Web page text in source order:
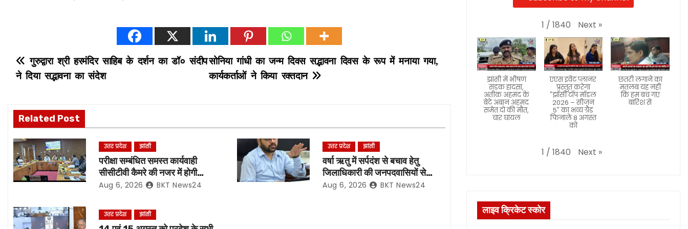
P
o
s
t
n
a
i
सोनिया गांधी का जन्म दिवस सद्भावना दिवस के रूप में मनाया गया,
कार्यकर्ताओं ने किया रक्तदान
गुरुद्वारा श्री हरमंदिर साहिब के दर्शन का डॉ० संदीप
ने दिया सद्भावना का संदेश
Related Post
उत्तर प्रदेश झांसी
परीक्षा सम्बंधित समस्त कार्यवाही
सीसीटीवी कैमरे की नजर में होगी
संपादित, रिकॉर्डिंग भी रहेगी सुरक्षित:-
Aug 6, 2026 BKT News24
उत्तर प्रदेश झांसी
वर्षा ऋतु में सर्पदंश से बचाव हेतु
जिलाधिकारी की जनपदवासियों से
अपील*
Aug 6, 2026 BKT News24
उत्तर प्रदेश झांसी
1 / 1840 Next »
झांसी में भीषण
सड़क हादसा,
अतीक अहमद के
बेटे अबान अहमद
समेत दो की मौत,
चार घायल
एएस इवेंट प्लानर
प्रस्तुत करेगा
"झाँसी टॉप मॉडल
2026 – सीजन
5" का भव्य ग्रैंड
फिनाले 8 अगस्त
को
छतरी लगाने का
मतलब यह नहीं
कि हम बच गए
बारिश से
1 / 1840 Next »
लाइव क्रिकेट स्कोर